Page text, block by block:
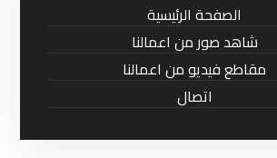
الصفحة الرئيسية
شاهد صور من اعمالنا
مقاطع فيديو من اعمالنا
اتصال